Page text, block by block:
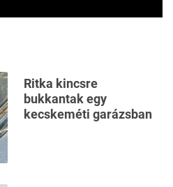
Ritka kincsre
bukkantak egy
kecskeméti garázsban